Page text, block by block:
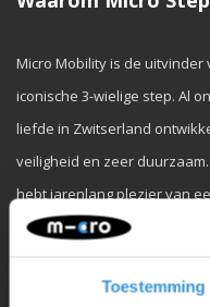
Toestemming
Micro Mobility is de
iconische 3-wielige step. Al
liefde in Zwitserland
veiligheid en zeer
hebt jarenlang plezier van